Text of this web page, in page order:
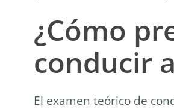
¿Cómo
conducir
El examen teórico de